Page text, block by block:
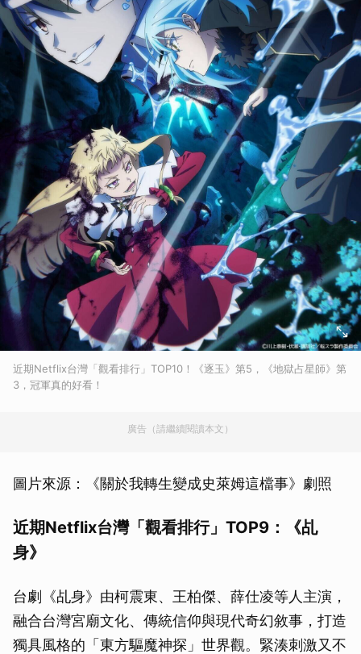
近期Netflix台灣「觀看排行」TOP10！《逐玉》第5，《地獄占星師》第
3，冠軍真的好看！
廣告（請繼續閱讀本文）
圖片來源：《關於我轉生變成史萊姆這檔事》劇照
近期Netflix台灣「觀看排行」TOP9：《乩
身》
台劇《乩身》由柯震東、王柏傑、薛仕凌等人主演，
融合台灣宮廟文化、傳統信仰與現代奇幻敘事，打造
獨具風格的「東方驅魔神探」世界觀。緊湊刺激又不